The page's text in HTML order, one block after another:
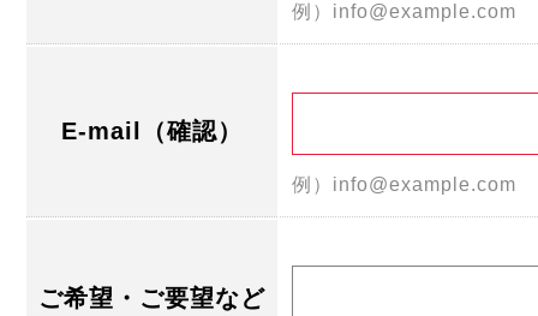
例）info@example.com
E-mail（確認）
例）info@example.com
ご希望・ご要望など